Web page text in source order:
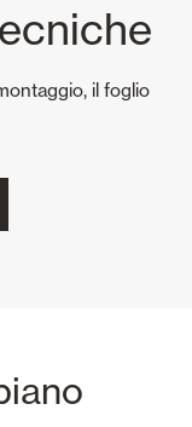
il foglio